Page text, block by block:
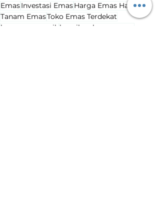
EmasInvestasi EmasHarga Emas Hari Ini
Tanam EmasToko Emas Terdekat
harga emas naik kenaikan harga emas